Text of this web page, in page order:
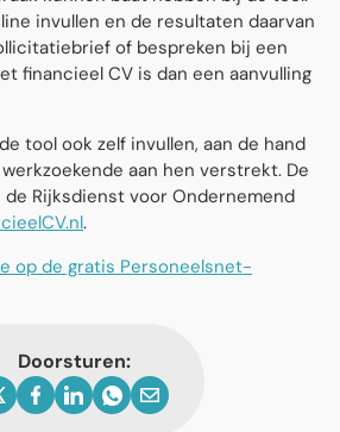
invullen en de resultaten daarvan
of bespreken bij een
financieel CV is dan een aanvulling
tool ook zelf invullen, aan de hand
aan hen verstrekt. De
Rijksdienst voor Ondernemend
.
op de gratis Personeelsnet-
Doorsturen: